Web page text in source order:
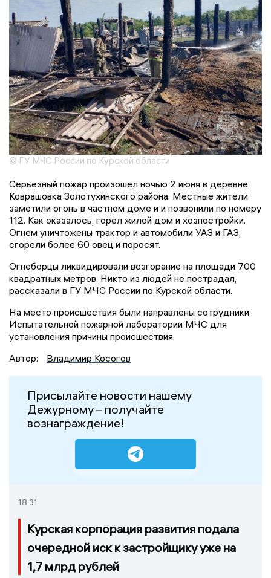
© ГУ МЧС России по Курской области
Серьезный пожар произошел ночью 2 июня в деревне
Коврашовка Золотухинского района. Местные жители
заметили огонь в частном доме и и позвонили по номеру
112. Как оказалось, горел жилой дом и хозпостройки.
Огнем уничтожены трактор и автомобили УАЗ и ГАЗ,
сгорели более 60 овец и поросят.
Огнеборцы ликвидировали возгорание на площади 700
квадратных метров. Никто из людей не пострадал,
рассказали в ГУ МЧС России по Курской области.
На место происшествия были направлены сотрудники
Испытательной пожарной лаборатории МЧС для
установления причины происшествия.
Автор:
Владимир Косогов
Присылайте новости нашему
Дежурному – получайте
вознаграждение!
18:31
Курская корпорация развития подала
очередной иск к застройщику уже на
1,7 млрд рублей